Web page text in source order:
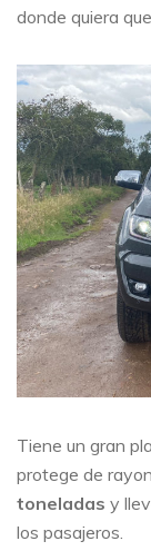
donde quiera
Tiene un gran
protege de
toneladas y
los pasajeros.